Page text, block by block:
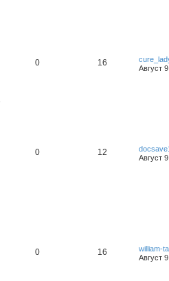
0 16
Август
0 12
Август
0 16
william-
Август